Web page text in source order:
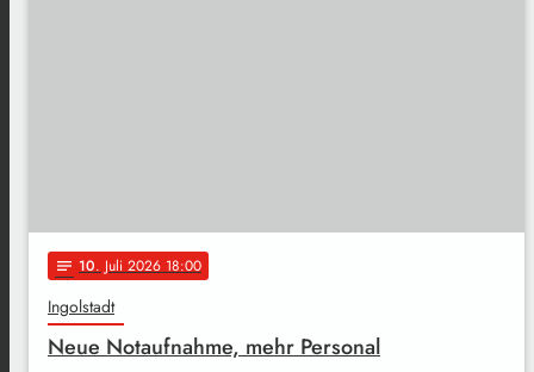
notes 10. Juli 2026 18:00
Ingolstadt
Neue Notaufnahme, mehr Personal